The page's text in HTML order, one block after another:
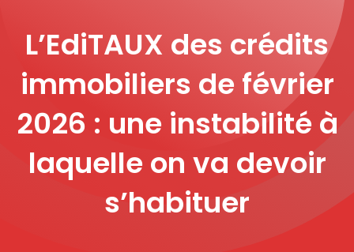
L’EdiTAUX des crédits
immobiliers de février
2026 : une instabilité à
laquelle on va devoir
s’habituer